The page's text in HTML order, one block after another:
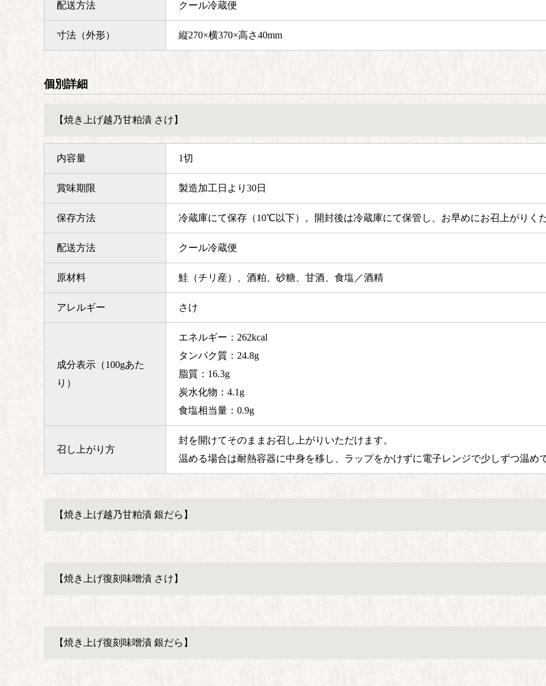
配送方法 クール冷蔵便
寸法（外形） 縦270×横370×高さ40mm
個別詳細
【焼き上げ越乃甘粕漬 さけ】
内容量 1切
賞味期限 製造加工日より30日
保存方法 冷蔵庫にて保存（10℃以下）。 開封後は冷蔵庫にて保管し、お早めにお召上がりく
配送方法 クール冷蔵便
原材料 鮭（チリ産）、酒粕、砂糖、甘酒、食塩／酒精
アレルギー さけ
成分表示（100gあた
り）
エネルギー：262kcal
タンパク質：24.8g
脂質：16.3g
炭水化物：4.1g
食塩相当量：0.9g
召し上がり方
封を開けてそのままお召し上がりいただけます。
温める場合は耐熱容器に中身を移し、ラップをかけずに電子レンジで少しずつ温め
【焼き上げ越乃甘粕漬 銀だら】
【焼き上げ復刻味噌漬 さけ】
【焼き上げ復刻味噌漬 銀だら】